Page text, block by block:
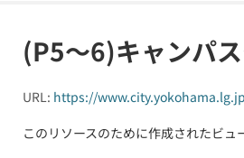
(P5～6)キャンパ
URL: https://
このリソースのために作成されたビュ